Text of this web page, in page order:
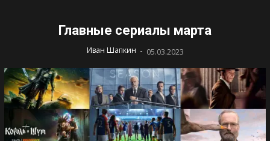
Главные сериалы марта
Иван Шапкин - 05.03.2023